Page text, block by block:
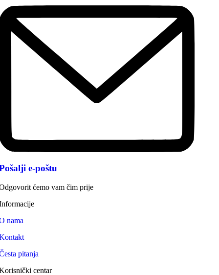
e-poštu
ćemo vam čim prije
nama
pitanja
centar